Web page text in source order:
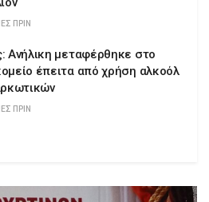
ΠΡΙΝ
Ανήλικη μεταφέρθηκε στο
έπειτα από χρήση αλκοόλ
ΠΡΙΝ